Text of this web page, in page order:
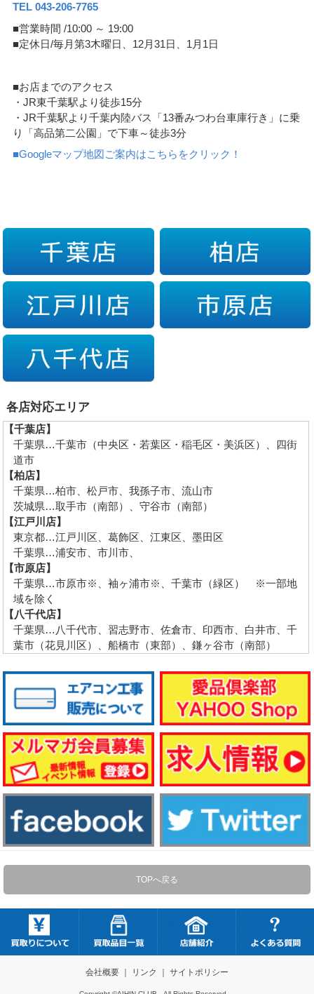
TEL 043-206-7765
■営業時間 /10:00 ～ 19:00
■定休日/毎月第3木曜日、12月31日、1月1日
■お店までのアクセス
・JR東千葉駅より徒歩15分
・JR千葉駅より千葉内陸バス「13番みつわ台車庫行き」に乗
り「高品第二公園」で下車～徒歩3分
■Googleマップ地図ご案内はこちらをクリック！
各店対応エリア
【千葉店】
千葉県…千葉市（中央区・若葉区・稲毛区・美浜区）、四街
道市
【柏店】
千葉県…柏市、松戸市、我孫子市、流山市
茨城県…取手市（南部）、守谷市（南部）
【江戸川店】
東京都…江戸川区、葛飾区、江東区、墨田区
千葉県…浦安市、市川市、
【市原店】
千葉県…市原市※、袖ヶ浦市※、千葉市（緑区） ※一部地
域を除く
【八千代店】
千葉県…八千代市、習志野市、佐倉市、印西市、白井市、千
葉市（花見川区）、船橋市（東部）、鎌ヶ谷市（南部）
TOPへ戻る
会社概要｜ リンク サイトポリシー